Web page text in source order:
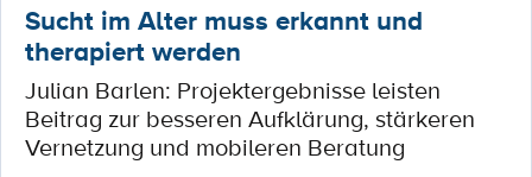
Sucht im Alter muss erkannt und
therapiert werden
Julian Barlen: Projektergebnisse leisten
Beitrag zur besseren Aufklärung, stärkeren
Vernetzung und mobileren Beratung